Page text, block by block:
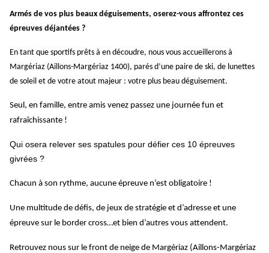
Armés de vos plus beaux déguisements, oserez-vous affrontez ces
épreuves déjantées ?
En tant que sportifs prêts à en découdre, nous vous accueillerons à
Margériaz (Aillons-Margériaz 1400), parés d’une paire de ski, de lunettes
de soleil et de votre atout majeur : votre plus beau déguisement.
Seul, en famille, entre amis venez passez une journée fun et
rafraîchissante !
Qui osera relever ses spatules pour défier ces 10 épreuves
givrées ?
Chacun à son rythme, aucune épreuve n’est obligatoire !
Une multitude de défis, de jeux de stratégie et d’adresse et une
épreuve sur le border cross…et bien d’autres vous attendent.
Retrouvez nous sur le front de neige de Margériaz (Aillons-Margériaz